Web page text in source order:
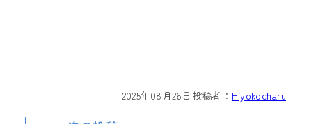
2025年08月26日 投稿者： Hiyokocharu